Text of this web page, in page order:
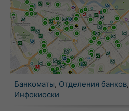
Банкоматы, Отделения банков,
Инфокиоски